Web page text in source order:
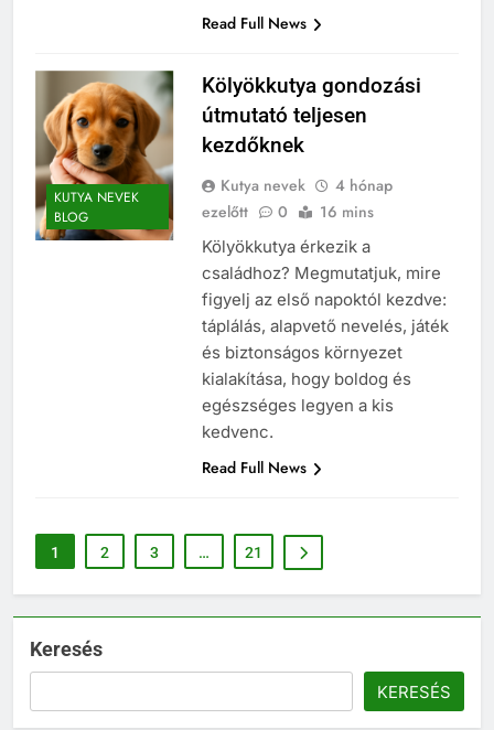
Read Full News
KUTYA NEVEK
BLOG
Kölyökkutya gondozási
útmutató teljesen
kezdőknek
Kutya nevek
4 hónap
ezelőtt
0 16 mins
Kölyökkutya érkezik a
családhoz? Megmutatjuk, mire
figyelj az első napoktól kezdve:
táplálás, alapvető nevelés, játék
és biztonságos környezet
kialakítása, hogy boldog és
egészséges legyen a kis
kedvenc.
Read Full News
1 2 3 … 21
Keresés
KERESÉS